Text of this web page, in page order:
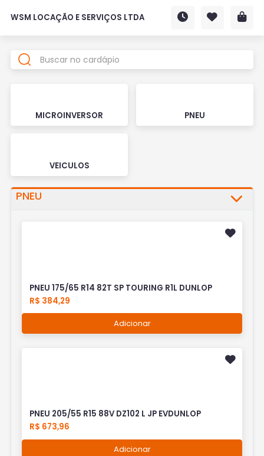
WSM LOCAÇÃO E SERVIÇOS LTDA
MICROINVERSOR PNEU
VEICULOS
PNEU
PNEU 175/65 R14 82T SP TOURING R1L DUNLOP
R$ 384,29
Adicionar
PNEU 205/55 R15 88V DZ102 L JP EVDUNLOP
R$ 673,96
Adicionar